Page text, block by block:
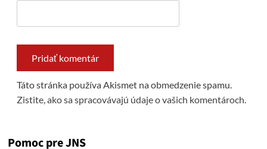
Táto stránka používa Akismet na obmedzenie spamu.
Zistite, ako sa spracovávajú údaje o vašich komentároch.
Pomoc pre JNS